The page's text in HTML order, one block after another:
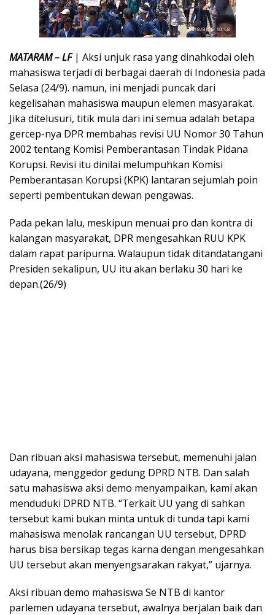
MATARAM – LF| Aksi unjuk rasa yang dinahkodai oleh
mahasiswa terjadi di berbagai daerah di Indonesia pada
Selasa (24/9). namun, ini menjadi puncak dari
kegelisahan mahasiswa maupun elemen masyarakat.
Jika ditelusuri, titik mula dari ini semua adalah betapa
gercep-nya DPR membahas revisi UU Nomor 30 Tahun
2002 tentang Komisi Pemberantasan Tindak Pidana
Korupsi. Revisi itu dinilai melumpuhkan Komisi
Pemberantasan Korupsi (KPK) lantaran sejumlah poin
seperti pembentukan dewan pengawas.
Pada pekan lalu, meskipun menuai pro dan kontra di
kalangan masyarakat, DPR mengesahkan RUU KPK
dalam rapat paripurna. Walaupun tidak ditandatangani
Presiden sekalipun, UU itu akan berlaku 30 hari ke
depan.(26/9)
Dan ribuan aksi mahasiswa tersebut, memenuhi jalan
udayana, menggedor gedung DPRD NTB. Dan salah
satu mahasiswa aksi demo menyampaikan, kami akan
menduduki DPRD NTB. “Terkait UU yang di sahkan
tersebut kami bukan minta untuk di tunda tapi kami
mahasiswa menolak rancangan UU tersebut, DPRD
harus bisa bersikap tegas karna dengan mengesahkan
UU tersebut akan menyengsarakan rakyat,” ujarnya.
Aksi ribuan demo mahasiswa Se NTB di kantor
parlemen udayana tersebut, awalnya berjalan baik dan